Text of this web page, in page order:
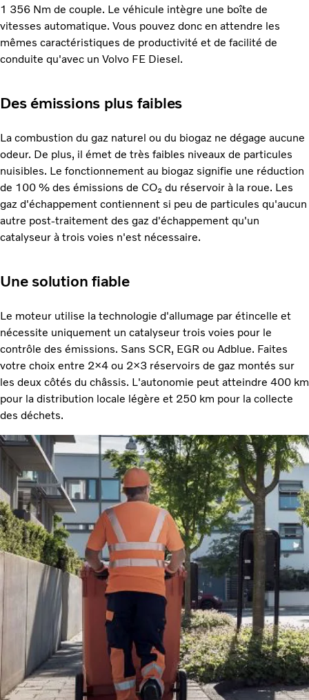
1 356 Nm de couple. Le véhicule intègre une boîte de
vitesses automatique. Vous pouvez donc en attendre les
mêmes caractéristiques de productivité et de facilité de
conduite qu'avec un Volvo FE Diesel.
Des émissions plus faibles
La combustion du gaz naturel ou du biogaz ne dégage aucune
odeur. De plus, il émet de très faibles niveaux de particules
nuisibles. Le fonctionnement au biogaz signifie une réduction
de 100 % des émissions de CO₂ du réservoir à la roue. Les
gaz d'échappement contiennent si peu de particules qu'aucun
autre post-traitement des gaz d'échappement qu'un
catalyseur à trois voies n'est nécessaire.
Une solution fiable
Le moteur utilise la technologie d'allumage par étincelle et
nécessite uniquement un catalyseur trois voies pour le
contrôle des émissions. Sans SCR, EGR ou Adblue. Faites
votre choix entre 2×4 ou 2×3 réservoirs de gaz montés sur
les deux côtés du châssis. L'autonomie peut atteindre 400 km
pour la distribution locale légère et 250 km pour la collecte
des déchets.